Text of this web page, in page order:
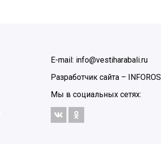
E-mail: info@vestiharabali.ru
Разработчик сайта –
INFOROS
Мы в социальных сетях: